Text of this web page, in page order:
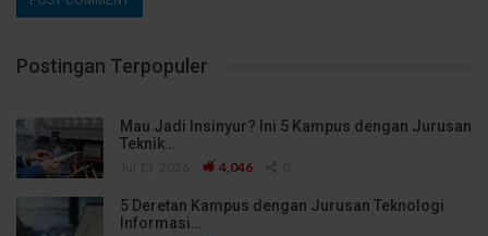
Postingan Terpopuler
Mau Jadi Insinyur? Ini 5 Kampus dengan Jurusan
Teknik…
4,046
5 Deretan Kampus dengan Jurusan Teknologi
Informasi…